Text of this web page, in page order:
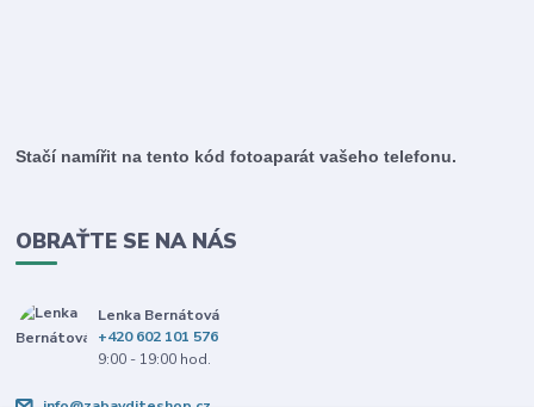
Stačí namířit na tento kód fotoaparát vašeho telefonu.
OBRAŤTE SE NA NÁS
Lenka Bernátová
+420 602 101 576
9:00 - 19:00 hod.